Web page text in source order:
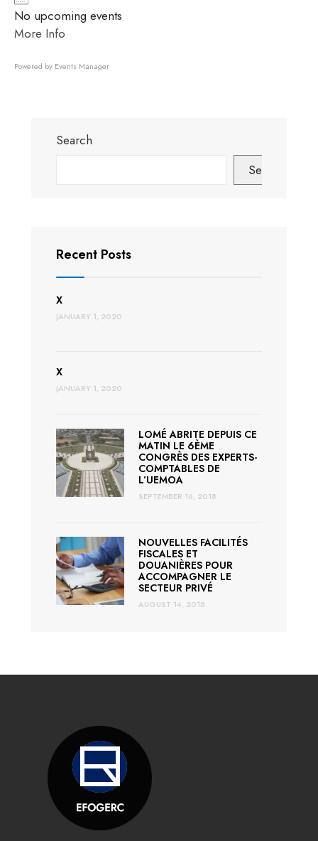
No upcoming events
More Info
Powered by Events Manager
Search
Search
Recent Posts
X
JANUARY 1, 2020
X
JANUARY 1, 2020
LOMÉ ABRITE DEPUIS CE
MATIN LE 6ÈME
CONGRÈS DES EXPERTS-
COMPTABLES DE
L’UEMOA
SEPTEMBER 16, 2018
NOUVELLES FACILITÉS
FISCALES ET
DOUANIÈRES POUR
ACCOMPAGNER LE
SECTEUR PRIVÉ
AUGUST 14, 2018